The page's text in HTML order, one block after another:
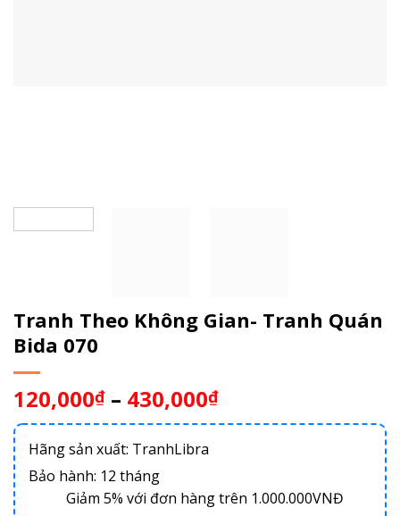
Tranh Theo Không Gian- Tranh Quán
Bida 070
120,000₫ – 430,000₫
Hãng sản xuất: TranhLibra
Bảo hành: 12 tháng
Giảm 5% với đơn hàng trên 1.000.000VNĐ